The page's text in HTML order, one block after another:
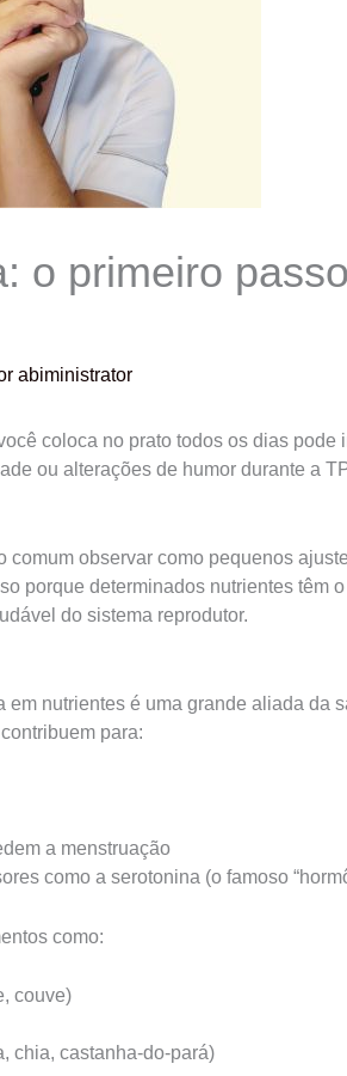
o primeiro
abiministrator
coloca no prato todos os dias
ou alterações de humor durante a
comum observar como pequenos
porque determinados nutrientes têm
do sistema reprodutor.
nutrientes é uma grande aliada da
para:
a menstruação
como a serotonina (o famoso
como:
couve)
chia, castanha-do-pará)